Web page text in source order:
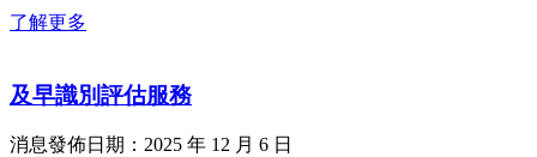
了解更多
及早識別評估服務
消息發佈日期：2025 年 12 月 6 日